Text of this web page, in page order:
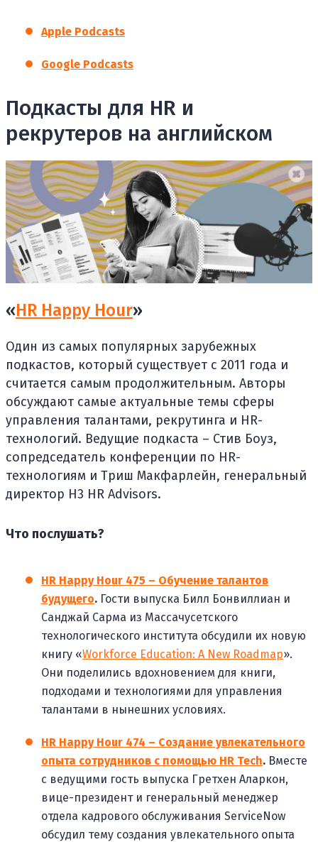
Apple Podcasts
Google Podcasts
Подкасты для HR и
рекрутеров на английском
«HR Happy Hour»
Один из самых популярных зарубежных
подкастов, который существует с 2011 года и
считается самым продолжительным. Авторы
обсуждают самые актуальные темы сферы
управления талантами, рекрутинга и HR-
технологий. Ведущие подкаста – Стив Боуз,
сопредседатель конференции по HR-
технологиям и Триш Макфарлейн, генеральный
директор H3 HR Advisors.
Что послушать?
HR Happy Hour 475 – Обучение талантов
будущего. Гости выпуска Билл Бонвиллиан и
Санджай Сарма из Массачусетского
технологического института обсудили их новую
книгу «Workforce Education: A New Roadmap».
Они поделились вдохновением для книги,
подходами и технологиями для управления
талантами в нынешних условиях.
HR Happy Hour 474 – Создание увлекательного
опыта сотрудников с помощью HR Tech. Вместе
с ведущими гость выпуска Гретхен Аларкон,
вице-президент и генеральный менеджер
отдела кадрового обслуживания ServiceNow
обсудил тему создания увлекательного опыта